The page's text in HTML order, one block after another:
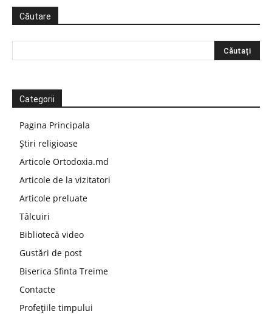
Căutare
Categorii
Pagina Principala
Știri religioase
Articole Ortodoxia.md
Articole de la vizitatori
Articole preluate
Tâlcuiri
Bibliotecă video
Gustări de post
Biserica Sfinta Treime
Contacte
Profețiile timpului